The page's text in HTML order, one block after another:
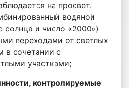
на просвет.
водяной
солнца и число «2000»)
переходами от светлых
в сочетании с
участками;
контролируемые